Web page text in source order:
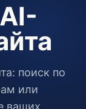
поиск по
или
ваших